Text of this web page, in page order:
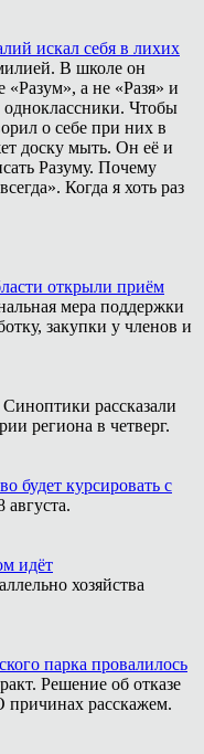
искал себя в лихих
В школе он
«Разум», а не «Разя» и
одноклассники. Чтобы
о себе при них в
доску мыть. Он её и
Разуму. Почему
Когда я хоть раз
открыли приём
мера поддержки
закупки у членов и
Синоптики рассказали
региона в четверг.
будет курсировать с
августа.
идёт
хозяйства
парка провалилось
Решение об отказе
причинах расскажем.